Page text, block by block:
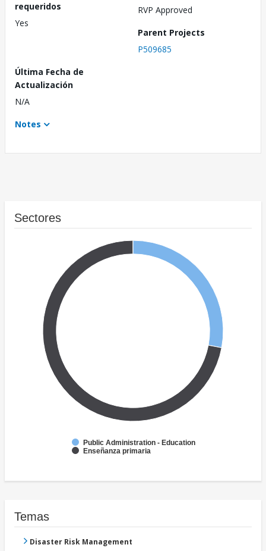
requeridos
Yes
RVP Approved
Parent Projects
P509685
Última Fecha de
Actualización
N/A
Notes
Sectores
Public Administration - Education
Enseñanza primaria
Temas
Disaster Risk Management